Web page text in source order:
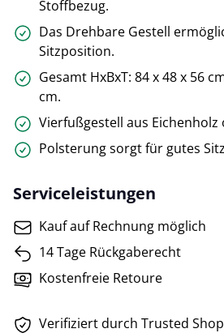
Stoffbezug.
Das Drehbare Gestell
Sitzposition.
Gesamt HxBxT: 84 x 48 x 56
cm.
Vierfußgestell aus Eichenholz
Polsterung sorgt für gutes
Serviceleistungen
Kauf auf Rechnung möglich
14 Tage Rückgaberecht
Kostenfreie Retoure
Verifiziert durch Trusted